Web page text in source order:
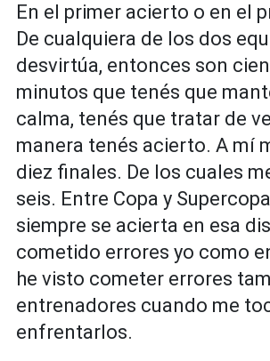
En el primer acierto o en el
De cualquiera de los dos
desvirtúa, entonces son
minutos que tenés que
calma, tenés que tratar de
manera tenés acierto. A mí
diez finales. De los cuales
seis. Entre Copa y
siempre se acierta en esa
cometido errores yo como
he visto cometer errores
entrenadores cuando me
enfrentarlos.